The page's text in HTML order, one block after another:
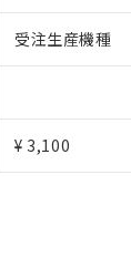
受注生産機種
¥ 3,100